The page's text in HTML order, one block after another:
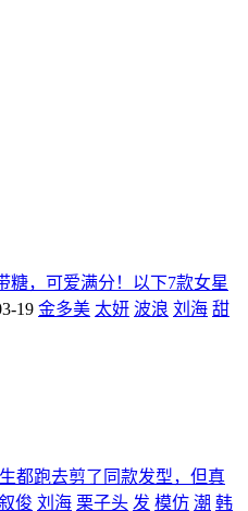
糖，可爱满分！以下7款女星
19 金多美 太妍 波浪 刘海 甜
都跑去剪了同款发型，但真
俊 刘海 栗子头 发 模仿 潮 韩